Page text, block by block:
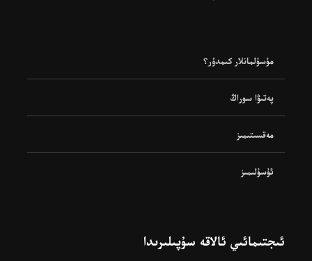
مۇسۇلمانلار كىمدۇر؟
پەتىۋا سوراڭ
مەقسىتىمىز
ئۇسۇلىمىز
ئىجتىمائىي ئالاقە سۇپىلىرىدا